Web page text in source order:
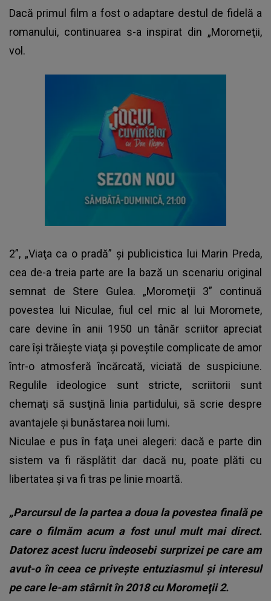
Dacă primul film a fost o adaptare destul de fidelă a
romanului, continuarea s-a inspirat din „Moromeţii,
vol.
2”, „Viaţa ca o pradă” şi publicistica lui Marin Preda,
cea de-a treia parte are la bază un scenariu original
semnat de Stere Gulea. „Moromeţii 3” continuă
povestea lui Niculae, fiul cel mic al lui Moromete,
care devine în anii 1950 un tânăr scriitor apreciat
care îşi trăieşte viaţa şi poveştile complicate de amor
într-o atmosferă încărcată, viciată de suspiciune.
Regulile ideologice sunt stricte, scriitorii sunt
chemaţi să susţină linia partidului, să scrie despre
avantajele şi bunăstarea noii lumi.
Niculae e pus în faţa unei alegeri: dacă e parte din
sistem va fi răsplătit dar dacă nu, poate plăti cu
libertatea şi va fi tras pe linie moartă.
„Parcursul de la partea a doua la povestea finală pe
care o filmăm acum a fost unul mult mai direct.
Datorez acest lucru îndeosebi surprizei pe care am
avut-o în ceea ce priveşte entuziasmul şi interesul
pe care le-am stârnit în 2018 cu Moromeţii 2.